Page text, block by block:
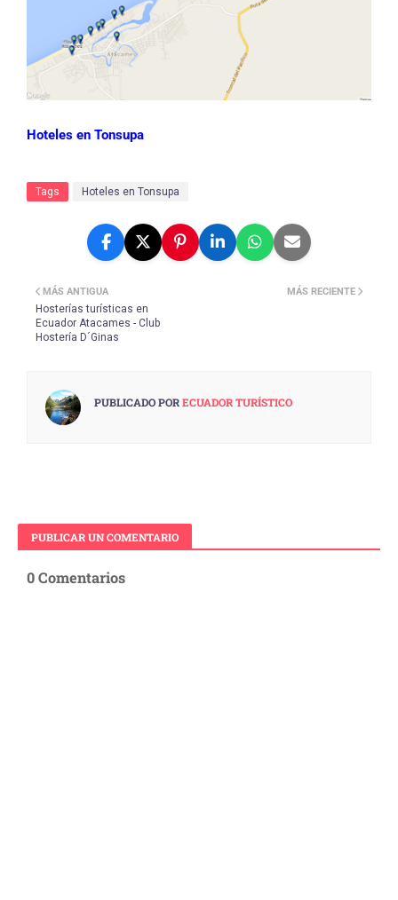
Hoteles en Tonsupa
Tags Hoteles en Tonsupa
MÁS RECIENTE
MÁS ANTIGUA
Hosterías turísticas en
Ecuador Atacames - Club
Hostería D´Ginas
PUBLICADO PORECUADOR TURÍSTICO
PUBLICAR UN COMENTARIO
0 Comentarios